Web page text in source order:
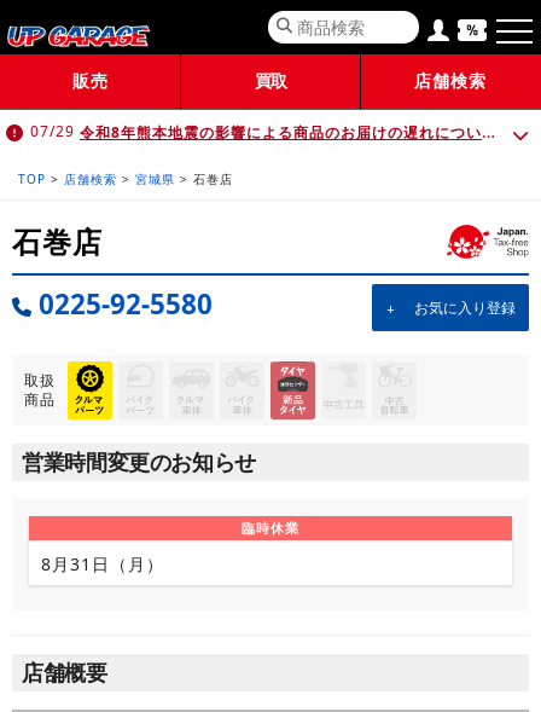
販売 買取 店舗検索
07/29 令和8年熊本地震の影響による商品のお届けの遅れについて （7月30日 10:00時点）
TOP > 店舗検索 > 宮城県 > 石巻店
石巻店
0225-92-5580 お気に入り登録
取扱
商品
営業時間変更のお知らせ
臨時休業
8月31日（月）
店舗概要